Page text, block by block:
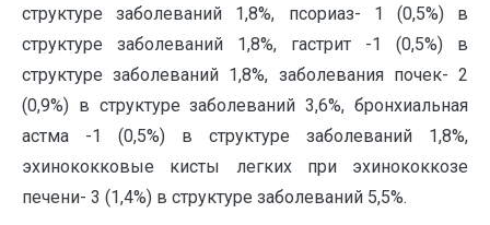
структуре заболеваний 1,8%, псориаз- 1 (0,5%) в
структуре заболеваний 1,8%, гастрит -1 (0,5%) в
структуре заболеваний 1,8%, заболевания почек- 2
(0,9%) в структуре заболеваний 3,6%, бронхиальная
астма -1 (0,5%) в структуре заболеваний 1,8%,
эхинококковые кисты легких при эхинококкозе
печени- 3 (1,4%) в структуре заболеваний 5,5%.